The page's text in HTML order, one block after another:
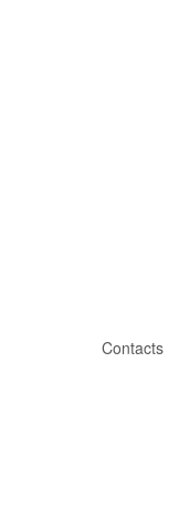
Contacts